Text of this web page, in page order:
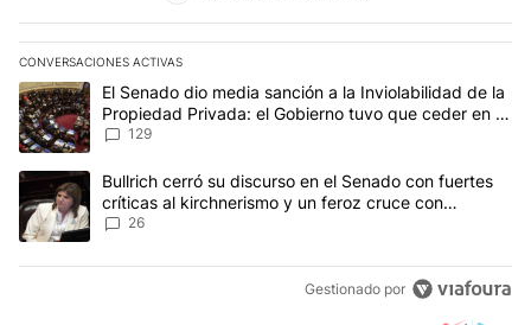
CONVERSACIONES ACTIVAS
Este listado muestra los artículos con más comentarios en los
Un artículo de tendencia con el título "El Senado dio media
El Senado dio media sanción a la Inviolabilidad de la
Propiedad Privada: el Gobierno tuvo que ceder en la
Ley del Manejo del Fuego
129
Un artículo de tendencia con el título "Bullrich cerró su discurso
Bullrich cerró su discurso en el Senado con fuertes
críticas al kirchnerismo y un feroz cruce con
Capitanich al que le gritó “¡cállate!”
26
Gestionado por